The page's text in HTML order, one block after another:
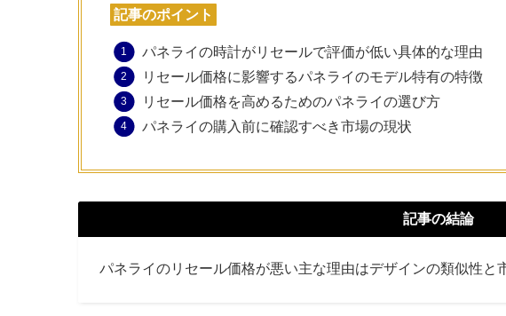
記事のポイント
パネライの時計がリセールで評価が低い具体的な理由
リセール価格に影響するパネライのモデル特有の特徴
リセール価格を高めるためのパネライの選び方
パネライの購入前に確認すべき市場の現状
記事の結論
パネライのリセール価格が悪い主な理由はデザインの類似性と